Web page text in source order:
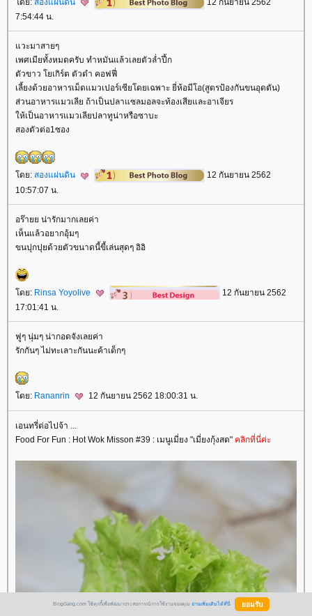
ดย: สองแผ่นดิน
12 กันยายน 2562
7:54:44 น.
วะมาสายๆ
เพศเมียทั้งหมดครับ ทำหมันแล้วเลยตัวล่ำปึ้ก
ตัวขาว โยเกิร์ต ตัวดำ คอฟฟี่
เลี้ยงด้วยอาหารเม็ดแมวเปอร์เซียโดยเฉพาะ ยี่ห้อมีโอ(สูตรป้องกันขนอุดตัน)
ส่วนอาหารแมวเลีย ถ้าเป็นปลาแซลมอลจะท้องเสียและอาเจียร
ห้เป็นอาหารแมวเลียปลาทูน่าหรือซาบะ
สองตัวต่อ1ซอง
ดย: สองแผ่นดิน
12 กันยายน 2562
10:57:07 น.
อร๊ายย น่ารักมากเลยค่า
เห็นแล้วอยากอุ้มๆ
ขนปุกปุยด้วยตัวขนาดนี้ขี้เล่นสุดๆ อิอิ
ดย: Rinsa Yoyolive
12 กันยายน 2562
17:01:41 น.
ฟูๆ นุ่มๆ น่ากอดจังเลยค่า
รักกันๆ ไม่ทะเลาะกันนะค้าเด็กๆ
ดย: Rananrin 12 กันยายน 2562 18:00:31 น.
เอนทรี่ต่อไปจ้า ...
Food For Fun : Hot Wok Misson #39 : เมนูเมี่ยง "เมี่ยงกุ้งสด" คลิกที่นี่ค่ะ
BlogGang.com ใช้คุกกี้เพื่อพัฒนาประสบการณ์การใช้งานของคุณ อ่านเพิ่มเติมได้ที่นี่